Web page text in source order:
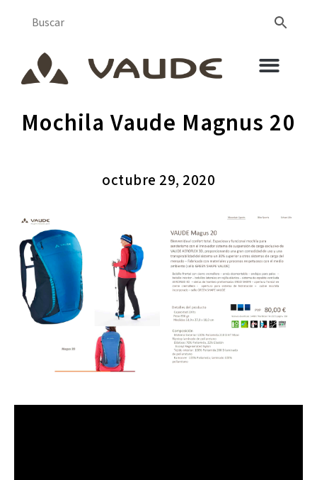
Mochila Vaude Magnus 20
octubre 29, 2020